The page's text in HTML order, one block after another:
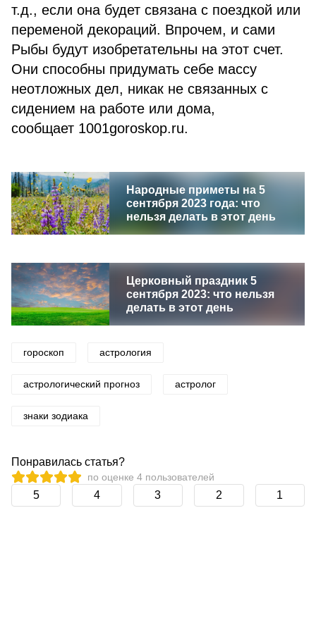
т.д., если она будет связана с поездкой или
переменой декораций. Впрочем, и сами
Рыбы будут изобретательны на этот счет.
Они способны придумать себе массу
неотложных дел, никак не связанных с
сидением на работе или дома,
сообщает 1001goroskop.ru.
Народные приметы на 5
сентября 2023 года: что
нельзя делать в этот день
Церковный праздник 5
сентября 2023: что нельзя
делать в этот день
гороскоп астрология
астрологический прогноз астролог
знаки зодиака
Понравилась статья?
по оценке 4 пользователей
5 4 3 2 1